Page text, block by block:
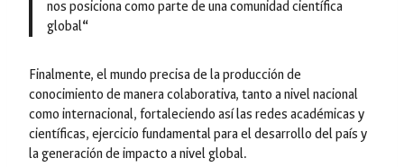
nos posiciona como parte de una comunidad científica
global“
Finalmente, el mundo precisa de la producción de
conocimiento de manera colaborativa, tanto a nivel nacional
como internacional, fortaleciendo así las redes académicas y
científicas, ejercicio fundamental para el desarrollo del país y
la generación de impacto a nivel global.